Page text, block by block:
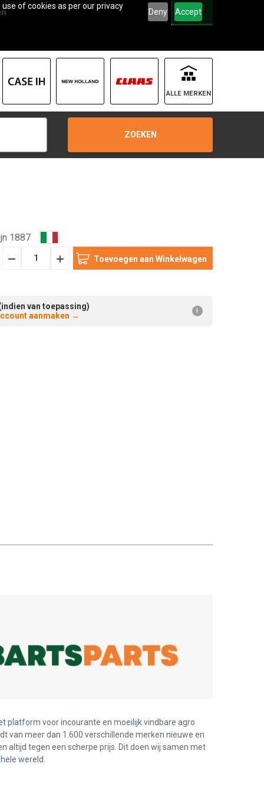
of cookies as per our privacy
Deny Accept
0
ALLE MERKEN
ZOEKEN
1887
HoeveelheidHoeveelheid
van toepassing)
aanmaken → i
platform voor incourante en moeilijk vindbare agro
van meer dan 1.600 verschillende merken nieuwe en
altijd tegen een scherpe prijs. Dit doen wij samen met
wereld.